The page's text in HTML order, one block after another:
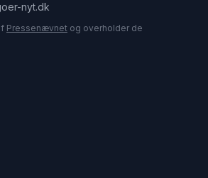
nyt.dk
Pressenævnet og overholder de